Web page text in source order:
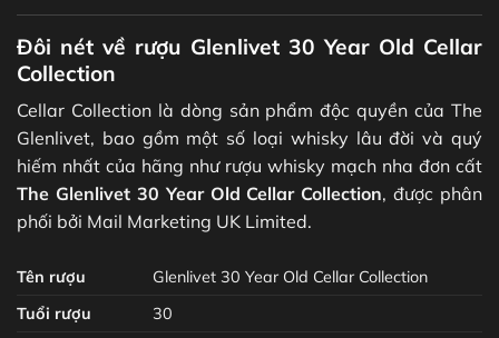
Đôi nét về rượu Glenlivet 30 Year Old Cellar
Collection
Cellar Collection là dòng sản phẩm độc quyền của The
Glenlivet, bao gồm một số loại whisky lâu đời và quý
hiếm nhất của hãng như rượu whisky mạch nha đơn cất
The Glenlivet 30 Year Old Cellar Collection, được phân
phối bởi Mail Marketing UK Limited.
Tên rượu
Glenlivet 30 Year Old Cellar Collection
Tuổi rượu
30